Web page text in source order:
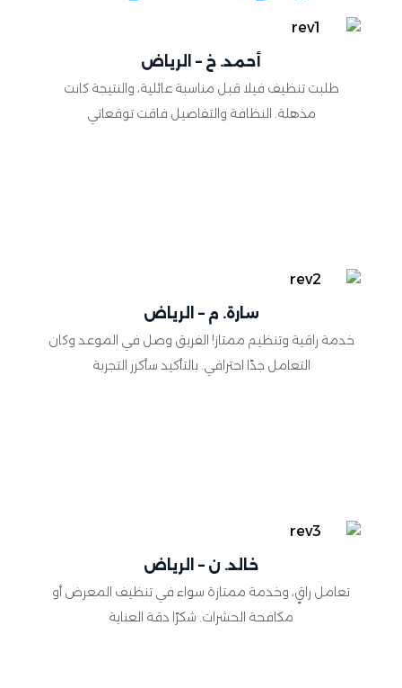
أحمد. خ – الرياض
طلبت تنظيف فيلا قبل مناسبة عائلية، والنتيجة كانت
مذهلة. النظافة والتفاصيل فاقت توقعاتي
سارة. م – الرياض
خدمة راقية وتنظيم ممتاز! الفريق وصل في الموعد وكان
التعامل جدًا احترافي. بالتأكيد سأكرر التجربة
خالد. ن – الرياض
تعامل راقٍ، وخدمة ممتازة سواء في تنظيف المعرض أو
مكافحة الحشرات. شكرًا دقة العناية